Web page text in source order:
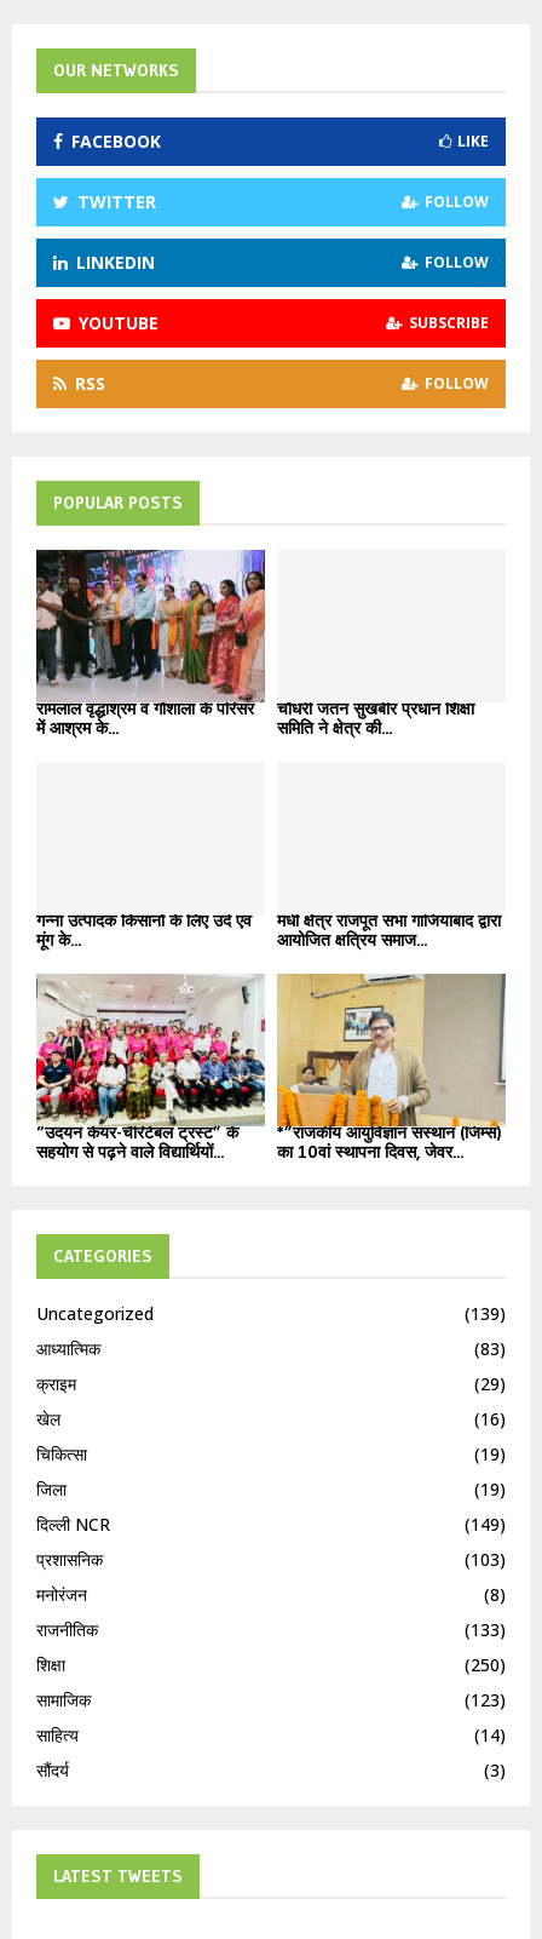
f
o
:
R
C
H
OUR NETWORKS
FACEBOOK LIKE
TWITTER FOLLOW
LINKEDIN FOLLOW
YOUTUBE SUBSCRIBE
RSS FOLLOW
POPULAR POSTS
रामलाल वृद्धाश्रम व गौशाला के परिसर
में आश्रम के...
चौधरी जतन सुखबीर प्रधान शिक्षा
समिति ने क्षेत्र की...
गन्ना उत्पादक किसानों के लिए उर्द एवं
मूंग के...
मधी क्षेत्र राजपूत सभा गाजियाबाद द्वारा
आयोजित क्षत्रिय समाज...
“उदयन केयर-चैरिटेबल ट्रस्ट” के
सहयोग से पढ़ने वाले विद्यार्थियों...
*”राजकीय आयुर्विज्ञान संस्थान (जिम्स)
का 10वां स्थापना दिवस, जेवर...
CATEGORIES
Uncategorized
(139)
आध्यात्मिक
(83)
क्राइम
(29)
खेल
(16)
चिकित्सा
(19)
जिला
(19)
दिल्ली NCR
(149)
प्रशासनिक
(103)
मनोरंजन
(8)
राजनीतिक
(133)
शिक्षा
(250)
सामाजिक
(123)
साहित्य
(14)
सौंदर्य
(3)
LATEST TWEETS